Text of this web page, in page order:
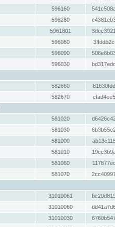
596160
596280
5961801
596080
596090
596030
582660
582670
581020
581030
581000
581010
581060
581070
31010061
31010060
31010030